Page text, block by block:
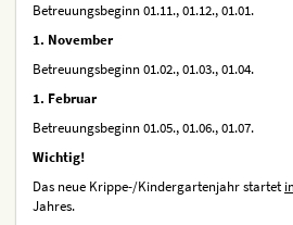
Betreuungsbeginn 01.11., 01.12., 01.01.
1. November
Betreuungsbeginn 01.02., 01.03., 01.04.
1. Februar
Betreuungsbeginn 01.05., 01.06., 01.07.
Wichtig!
Das neue Krippe-/Kindergartenjahr startet
Jahres.